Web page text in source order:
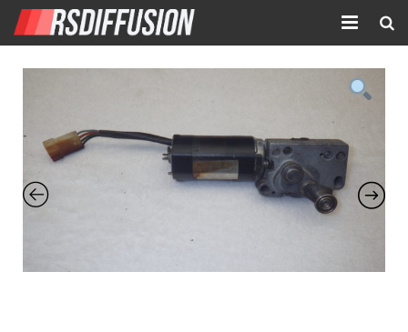
Accueil
Annonces prolongées
Atelier mécanique